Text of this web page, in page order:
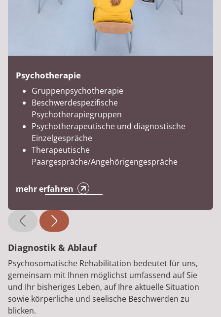
Psychotherapie
Gruppenpsychotherapie
Beschwerdespezifische
Psychotherapiegruppen
Psychotherapeutische und diagnostische
Einzelgespräche
Therapeutische
Paargespräche/Angehörigengespräche
mehr erfahren
Diagnostik & Ablauf
Psychosomatische Rehabilitation bedeutet für uns,
gemeinsam mit Ihnen möglichst umfassend auf Sie
und Ihr bisheriges Leben, auf Ihre aktuelle Situation
sowie körperliche und seelische Beschwerden zu
blicken.